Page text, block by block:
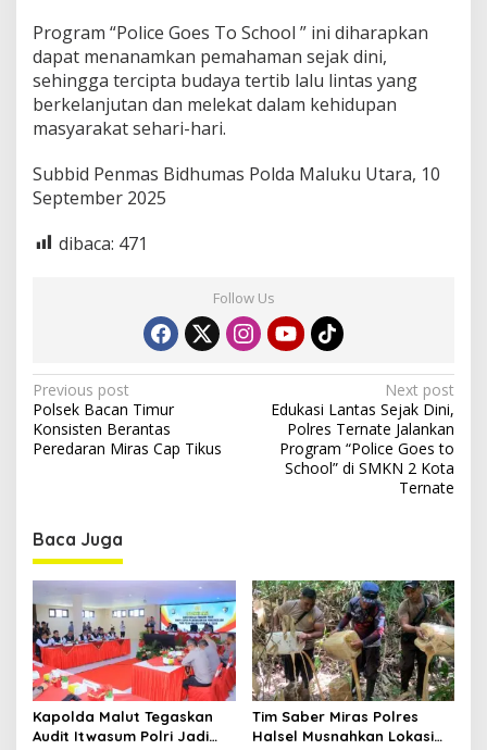
S
c
h
o
o
l
d
i
T
i
d
o
e
Program “Police Goes To School ” ini diharapkan
dapat menanamkan pemahaman sejak dini,
sehingga tercipta budaya tertib lalu lintas yang
berkelanjutan dan melekat dalam kehidupan
masyarakat sehari-hari.
Subbid Penmas Bidhumas Polda Maluku Utara, 10
September 2025
dibaca: 471
Follow Us
P
o
s
a
v
i
g
a
t
i
Previous post
Polsek Bacan Timur
Konsisten Berantas
Peredaran Miras Cap Tikus
Next post
Edukasi Lantas Sejak Dini,
Polres Ternate Jalankan
Program “Police Goes to
School” di SMKN 2 Kota
Ternate
Baca Juga
Kapolda Malut Tegaskan
Audit Itwasum Polri Jadi
Tim Saber Miras Polres
Halsel Musnahkan Lokasi